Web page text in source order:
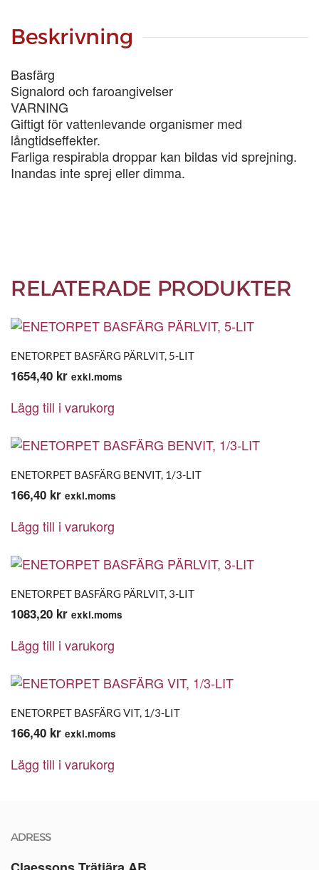
mängd
Beskrivning
Basfärg
Signalord och faroangivelser
VARNING
Giftigt för vattenlevande organismer med
långtidseffekter.
Farliga respirabla droppar kan bildas vid sprejning.
Inandas inte sprej eller dimma.
RELATERADE PRODUKTER
ENETORPET BASFÄRG PÄRLVIT, 5-LIT
1654,40 kr exkl.moms
Lägg till i varukorg
ENETORPET BASFÄRG BENVIT, 1/3-LIT
166,40 kr exkl.moms
Lägg till i varukorg
ENETORPET BASFÄRG PÄRLVIT, 3-LIT
1083,20 kr exkl.moms
Lägg till i varukorg
ENETORPET BASFÄRG VIT, 1/3-LIT
166,40 kr exkl.moms
Lägg till i varukorg
ADRESS